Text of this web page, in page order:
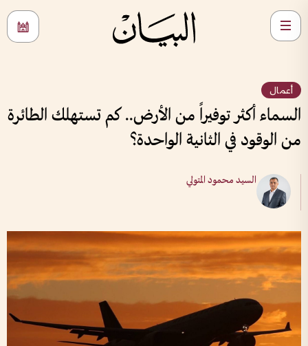
أعمال
السماء أكثر توفيراً من الأرض.. كم تستهلك الطائرة
من الوقود في الثانية الواحدة؟
السيد محمود المتولي